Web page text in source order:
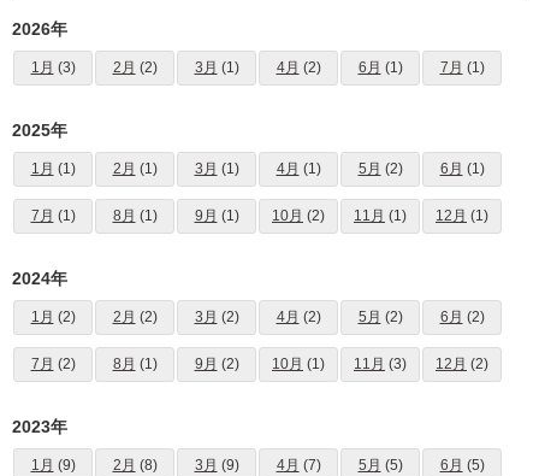
2026年
1月 (3) 2月 (2) 3月 (1) 4月 (2) 6月 (1) 7月 (1)
2025年
1月 (1) 2月 (1) 3月 (1) 4月 (1) 5月 (2) 6月 (1)
7月 (1) 8月 (1) 9月 (1) 10月 (2) 11月 (1) 12月 (1)
2024年
1月 (2) 2月 (2) 3月 (2) 4月 (2) 5月 (2) 6月 (2)
7月 (2) 8月 (1) 9月 (2) 10月 (1) 11月 (3) 12月 (2)
2023年
1月 (9) 2月 (8) 3月 (9) 4月 (7) 5月 (5) 6月 (5)